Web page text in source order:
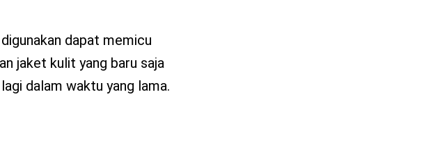
dapat memicu
jaket kulit yang baru saja
dalam waktu yang lama.